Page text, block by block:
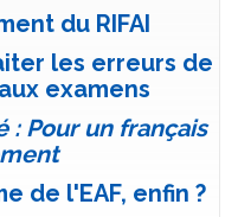
du RIFAI
les erreurs de
examens
: Pour un français
de l'EAF, enfin ?